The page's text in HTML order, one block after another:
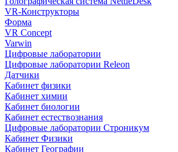
VR-Конструкторы
Форма
VR Concept
Varwin
Цифровые лаборатории
Цифровые лаборатории Releon
Датчики
Кабинет физики
Кабинет химии
Кабинет биологии
Кабинет естествознания
Цифровые лаборатории Строникум
Кабинет Физики
Кабинет Географии